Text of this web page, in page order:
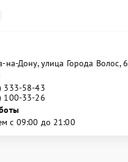
на-Дону, улица Города Волос, 6
333-58-43
100-33-26
с 09:00 до 21:00